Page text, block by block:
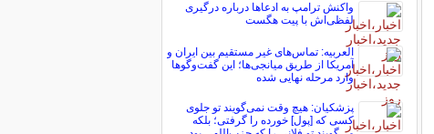
واکنش ترامپ به ادعاها درباره درگیری
لفظی‌اش با پیت هگست
العربیه: تماس‌های غیر مستقیم بین ایران و
آمریکا از طریق میانجی‌ها؛ این گفت‌و‌گو‌ها
وارد مرحله نهایی شده
پزشکیان: هیچ وقت نمی‌گویند تو جلوی
کسی که [پول] خورده را گرفتی؛ بلکه